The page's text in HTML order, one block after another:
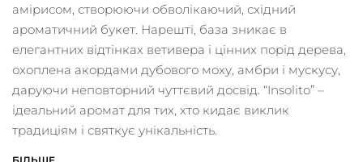
амірисом, створюючи обволікаючий, східний
ароматичний букет. Нарешті, база зникає в
елегантних відтінках ветивера і цінних порід дерева,
охоплена акордами дубового моху, амбри і мускусу,
даруючи неповторний чуттєвий досвід. “Insolito” –
ідеальний аромат для тих, хто кидає виклик
традиціям і святкує унікальність.